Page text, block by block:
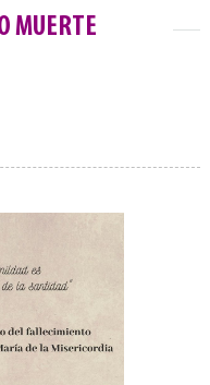
MUERTE